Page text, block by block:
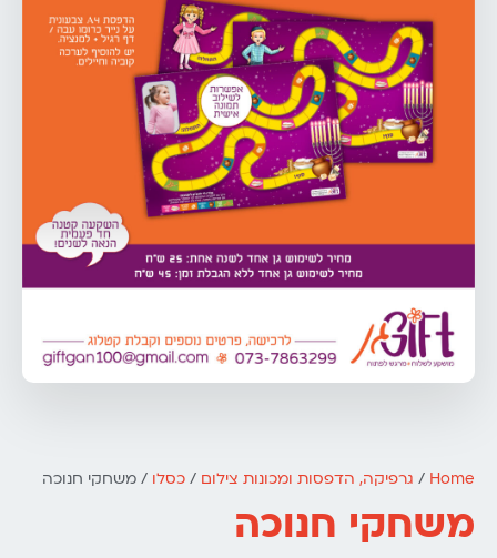
Home
/ גרפיקה, הדפסות ומכונות צילום / כסלו / משחקי חנוכה
משחקי חנוכה